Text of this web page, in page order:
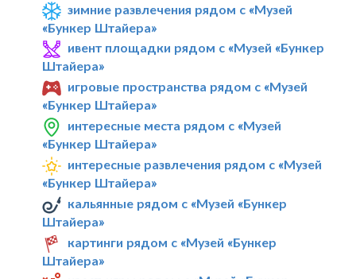
зимние развлечения рядом с «Музей
«Бункер Штайера»
ивент площадки рядом с «Музей «Бункер
Штайера»
игровые пространства рядом с «Музей
«Бункер Штайера»
интересные места рядом с «Музей
«Бункер Штайера»
интересные развлечения рядом с «Музей
«Бункер Штайера»
кальянные рядом с «Музей «Бункер
Штайера»
картинги рядом с «Музей «Бункер
Штайера»